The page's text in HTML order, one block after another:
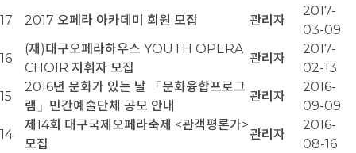
17
2017 오페라 아카데미 회원 모집 관리자
2017-
03-09
16
(재)대구오페라하우스 YOUTH OPERA
CHOIR 지휘자 모집
관리자
2017-
02-13
15
2016년 문화가 있는 날 「문화융합프로그
램」민간예술단체 공모 안내
관리자
2016-
09-09
14
제14회 대구국제오페라축제 <관객평론가>
모집
관리자
2016-
08-16